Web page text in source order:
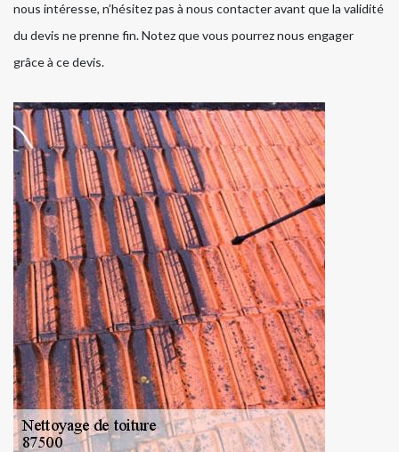
nous intéresse, n’hésitez pas à nous contacter avant que la validité
du devis ne prenne fin. Notez que vous pourrez nous engager
grâce à ce devis.